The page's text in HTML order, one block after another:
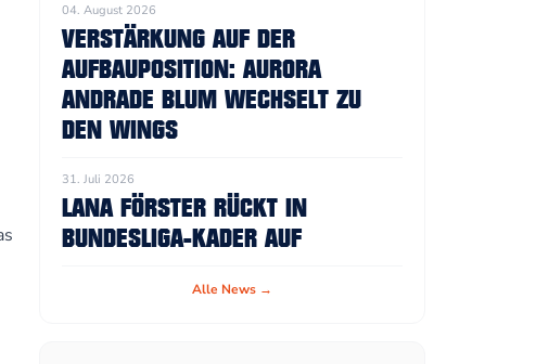
04. August 2026
VERSTÄRKUNG AUF DER
AUFBAUPOSITION: AURORA
ANDRADE BLUM WECHSELT ZU
DEN WINGS
31. Juli 2026
LANA FÖRSTER RÜCKT IN
BUNDESLIGA-KADER AUF
Alle News →